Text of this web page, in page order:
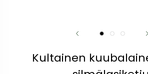
Kultainen